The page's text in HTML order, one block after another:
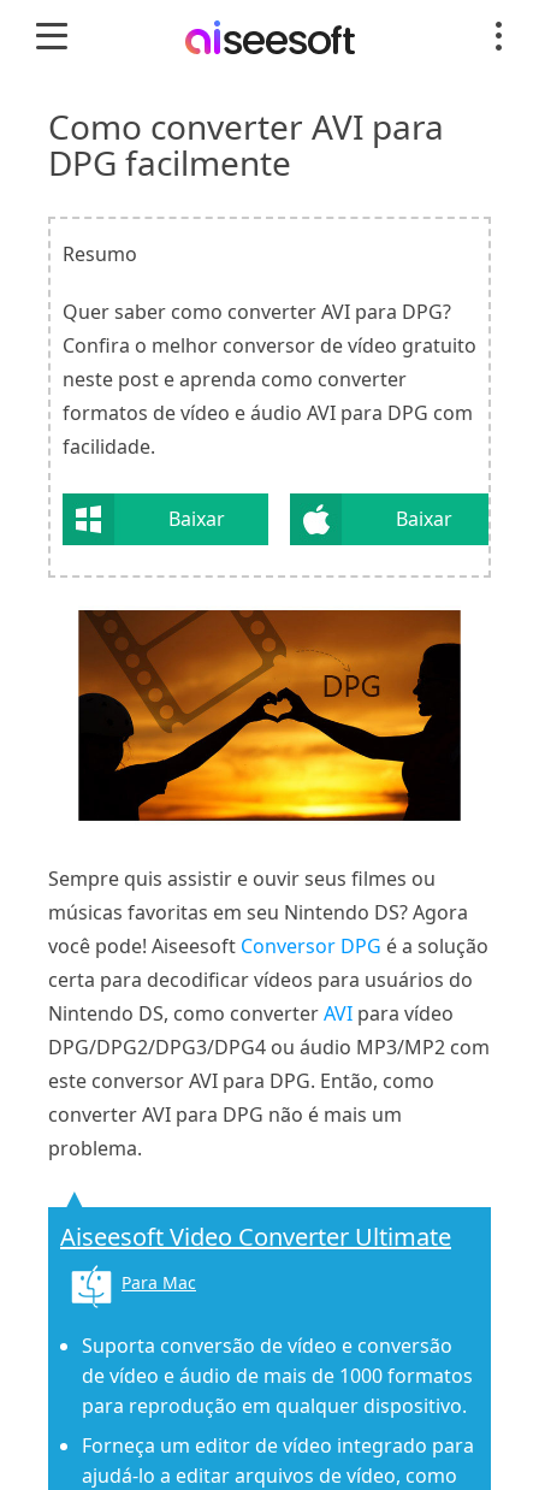
Como converter AVI para
DPG facilmente
Resumo
Quer saber como converter AVI para DPG?
Confira o melhor conversor de vídeo gratuito
neste post e aprenda como converter
formatos de vídeo e áudio AVI para DPG com
facilidade.
Baixar Baixar
Sempre quis assistir e ouvir seus filmes ou
músicas favoritas em seu Nintendo DS? Agora
você pode! Aiseesoft Conversor DPG é a solução
certa para decodificar vídeos para usuários do
Nintendo DS, como converterAVI para vídeo
DPG/DPG2/DPG3/DPG4 ou áudio MP3/MP2 com
este conversor AVI para DPG. Então, como
converter AVI para DPG não é mais um
problema.
Aiseesoft Video Converter Ultimate
Para Mac
Suporta conversão de vídeo e conversão
de vídeo e áudio de mais de 1000 formatos
para reprodução em qualquer dispositivo.
Forneça um editor de vídeo integrado para
ajudá-lo a editar arquivos de vídeo, como